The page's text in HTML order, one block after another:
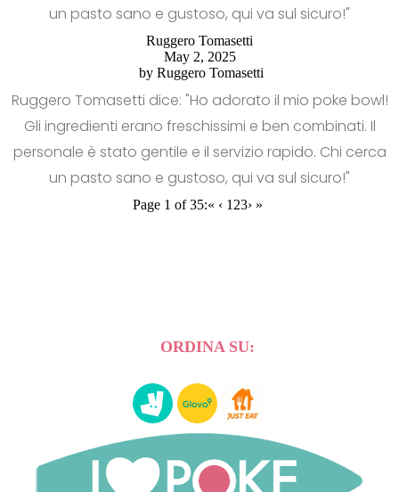
un pasto sano e gustoso, qui va sul sicuro!"
Ruggero Tomasetti
May 2, 2025
by Ruggero Tomasetti
Ruggero Tomasetti dice: "Ho adorato il mio poke bowl!
Gli ingredienti erano freschissimi e ben combinati. Il
personale è stato gentile e il servizio rapido. Chi cerca
un pasto sano e gustoso, qui va sul sicuro!"
Page 1 of 35:« ‹ 1 23› »
ORDINA SU: